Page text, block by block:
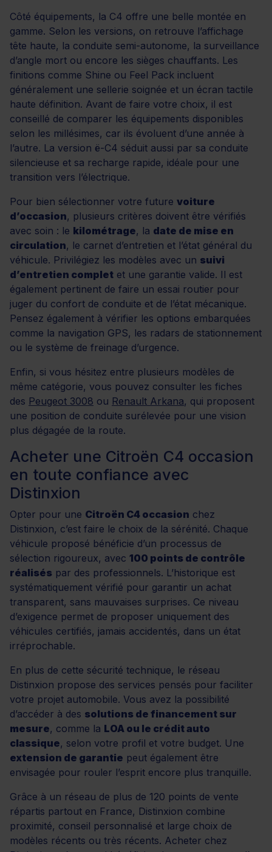
Côté équipements, la C4 offre une belle montée en
gamme. Selon les versions, on retrouve l’affichage
tête haute, la conduite semi-autonome, la surveillance
d’angle mort ou encore les sièges chauffants. Les
finitions comme Shine ou Feel Pack incluent
généralement une sellerie soignée et un écran tactile
haute définition. Avant de faire votre choix, il est
conseillé de comparer les équipements disponibles
selon les millésimes, car ils évoluent d’une année à
l’autre. La version ë-C4 séduit aussi par sa conduite
silencieuse et sa recharge rapide, idéale pour une
transition vers l’électrique.
Pour bien sélectionner votre future voiture
d’occasion, plusieurs critères doivent être vérifiés
avec soin : le kilométrage, la date de mise en
circulation, le carnet d’entretien et l’état général du
véhicule. Privilégiez les modèles avec un suivi
d’entretien complet et une garantie valide. Il est
également pertinent de faire un essai routier pour
juger du confort de conduite et de l’état mécanique.
Pensez également à vérifier les options embarquées
comme la navigation GPS, les radars de stationnement
ou le système de freinage d’urgence.
Enfin, si vous hésitez entre plusieurs modèles de
même catégorie, vous pouvez consulter les fiches
des Peugeot 3008 ou Renault Arkana, qui proposent
une position de conduite surélevée pour une vision
plus dégagée de la route.
Acheter une Citroën C4 occasion
en toute confiance avec
Distinxion
Opter pour une Citroën C4 occasion chez
Distinxion, c’est faire le choix de la sérénité. Chaque
véhicule proposé bénéficie d’un processus de
sélection rigoureux, avec 100 points de contrôle
réalisés par des professionnels. L’historique est
systématiquement vérifié pour garantir un achat
transparent, sans mauvaises surprises. Ce niveau
d’exigence permet de proposer uniquement des
véhicules certifiés, jamais accidentés, dans un état
irréprochable.
En plus de cette sécurité technique, le réseau
Distinxion propose des services pensés pour faciliter
votre projet automobile. Vous avez la possibilité
d’accéder à des solutions de financement sur
mesure, comme la LOA ou le crédit auto
classique, selon votre profil et votre budget. Une
extension de garantie peut également être
envisagée pour rouler l’esprit encore plus tranquille.
Grâce à un réseau de plus de 120 points de vente
répartis partout en France, Distinxion combine
proximité, conseil personnalisé et large choix de
modèles récents ou très récents. Acheter chez